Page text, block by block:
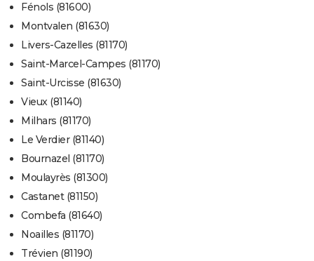
Fénols (81600)
Montvalen (81630)
Livers-Cazelles (81170)
Saint-Marcel-Campes (81170)
Saint-Urcisse (81630)
Vieux (81140)
Milhars (81170)
Le Verdier (81140)
Bournazel (81170)
Moulayrès (81300)
Castanet (81150)
Combefa (81640)
Noailles (81170)
Trévien (81190)